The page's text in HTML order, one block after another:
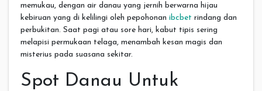
memukau, dengan air danau yang jernih berwarna hijau
kebiruan yang di kelilingi oleh pepohonan ibcbet rindang dan
perbukitan. Saat pagi atau sore hari, kabut tipis sering
melapisi permukaan telaga, menambah kesan magis dan
misterius pada suasana sekitar.
Spot Danau Untuk